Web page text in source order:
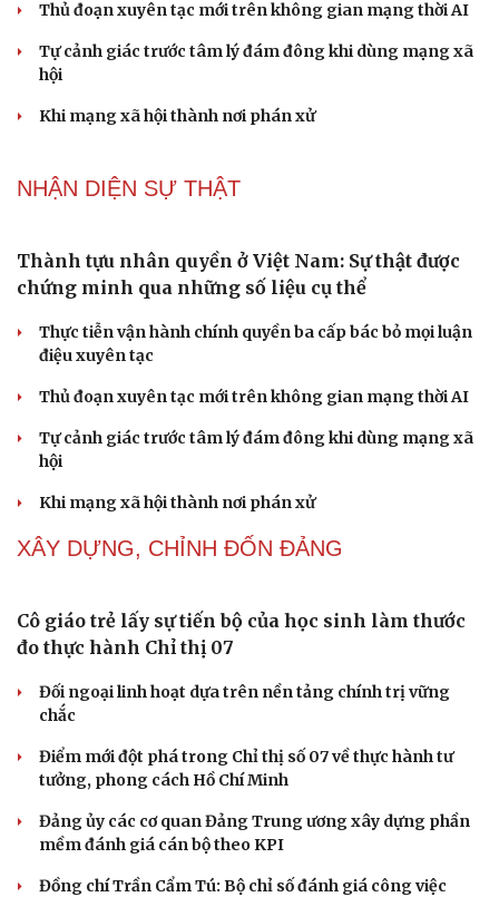
Thủ đoạn xuyên tạc mới trên không gian mạng thời AI
Tự cảnh giác trước tâm lý đám đông khi dùng mạng xã
hội
Khi mạng xã hội thành nơi phán xử
NHẬN DIỆN SỰ THẬT
Thành tựu nhân quyền ở Việt Nam: Sự thật được
chứng minh qua những số liệu cụ thể
Thực tiễn vận hành chính quyền ba cấp bác bỏ mọi luận
điệu xuyên tạc
Thủ đoạn xuyên tạc mới trên không gian mạng thời AI
Tự cảnh giác trước tâm lý đám đông khi dùng mạng xã
hội
Khi mạng xã hội thành nơi phán xử
XÂY DỰNG, CHỈNH ĐỐN ĐẢNG
Cô giáo trẻ lấy sự tiến bộ của học sinh làm thước
đo thực hành Chỉ thị 07
Đối ngoại linh hoạt dựa trên nền tảng chính trị vững
chắc
Điểm mới đột phá trong Chỉ thị số 07 về thực hành tư
tưởng, phong cách Hồ Chí Minh
Đảng ủy các cơ quan Đảng Trung ương xây dựng phần
mềm đánh giá cán bộ theo KPI
Đồng chí Trần Cẩm Tú: Bộ chỉ số đánh giá công việc